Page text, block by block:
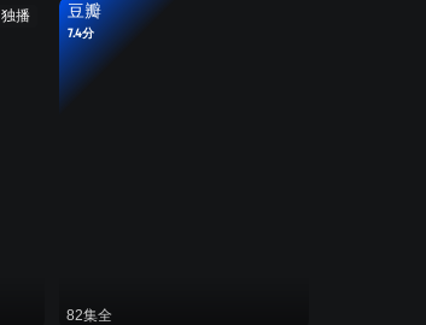
独播 豆瓣
7.4分
82集全